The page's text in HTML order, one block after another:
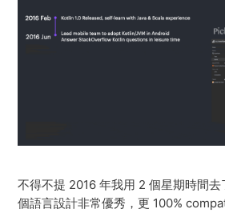
不得不提 2016 年我用 2 個星期時間
個語言設計非常優秀，更 100%